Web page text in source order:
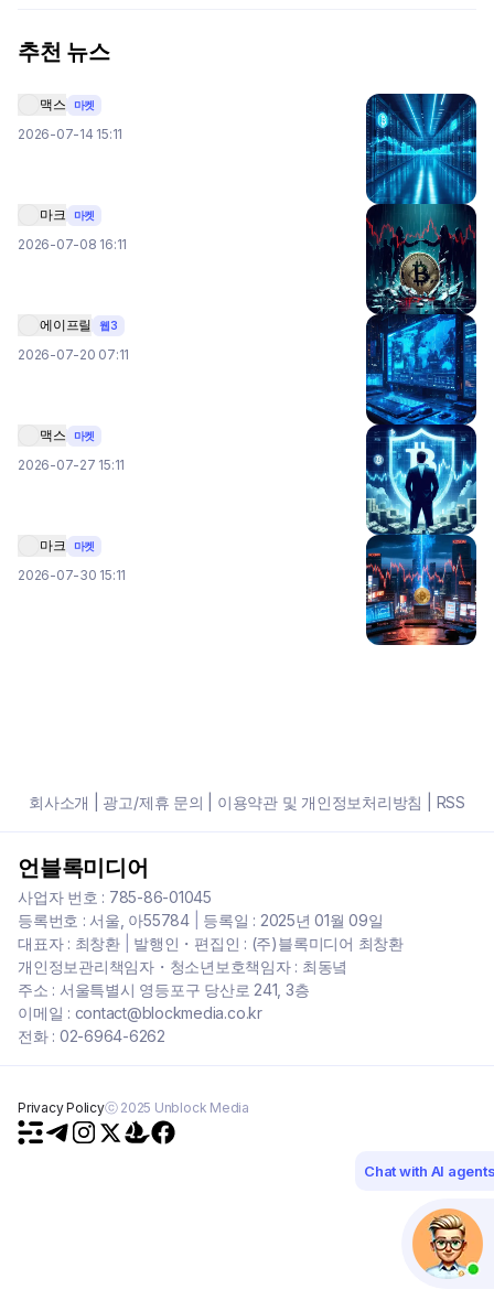
추천 뉴스
맥스 마켓
2026-07-14 15:11
마크 마켓
2026-07-08 16:11
에이프릴 웹3
2026-07-20 07:11
맥스 마켓
2026-07-27 15:11
마크 마켓
2026-07-30 15:11
회사소개 광고/제휴 문의 이용약관 및 개인정보처리방침 RSS
언블록미디어
사업자 번호 : 785-86-01045
등록번호 : 서울, 아55784| 등록일 : 2025년 01월 09일
대표자 : 최창환| 발행인・편집인 : (주)블록미디어 최창환
개인정보관리책임자・청소년보호책임자 : 최동녘
주소 : 서울특별시 영등포구 당산로 241, 3층
이메일 : contact@blockmedia.co.kr
전화 : 02-6964-6262
Privacy Policyⓒ 2025 Unblock Media
Chat with AI